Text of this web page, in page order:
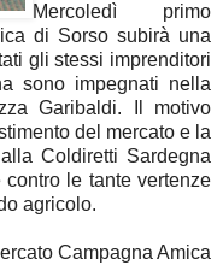
Mercoledì primo
di Sorso subirà una
gli stessi imprenditori
sono impegnati nella
Garibaldi. Il motivo
del mercato e la
Coldiretti Sardegna
le tante vertenze
agricolo.
Campagna Amica